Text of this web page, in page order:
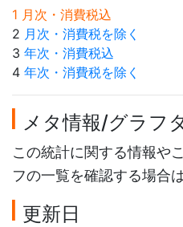
1 月次・消費税込
2 月次・消費税を除く
3 年次・消費税込
4 年次・消費税を除く
メタ情報/グラフ
この統計に関する情報や
フの一覧を確認する場合
更新日